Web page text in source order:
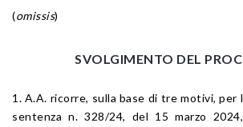
(omissis)
SVOLGIMENTO DEL
1. A.A. ricorre, sulla base di tre motivi, per
sentenza n. 328/24, del 15 marzo